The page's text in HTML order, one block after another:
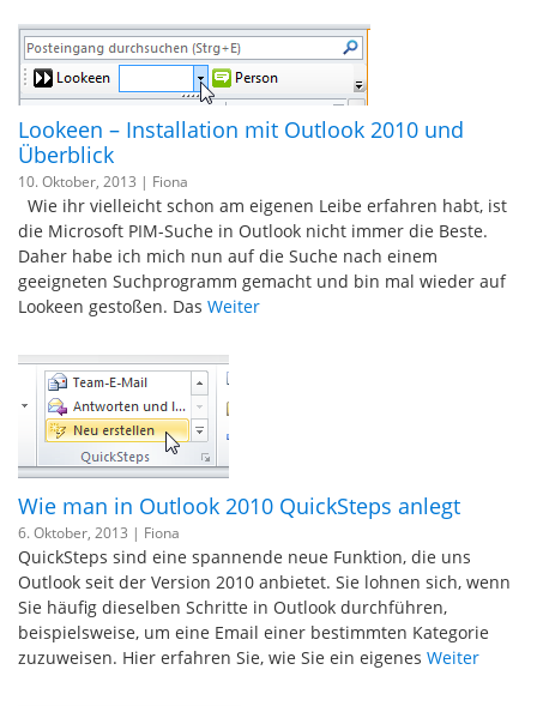
Lookeen – Installation mit Outlook 2010 und
Überblick
10. Oktober, 2013 | Fiona
Wie ihr vielleicht schon am eigenen Leibe erfahren habt, ist
die Microsoft PIM-Suche in Outlook nicht immer die Beste.
Daher habe ich mich nun auf die Suche nach einem
geeigneten Suchprogramm gemacht und bin mal wieder auf
Lookeen gestoßen. Das Weiter
Wie man in Outlook 2010 QuickSteps anlegt
6. Oktober, 2013 | Fiona
QuickSteps sind eine spannende neue Funktion, die uns
Outlook seit der Version 2010 anbietet. Sie lohnen sich, wenn
Sie häufig dieselben Schritte in Outlook durchführen,
beispielsweise, um eine Email einer bestimmten Kategorie
zuzuweisen. Hier erfahren Sie, wie Sie ein eigenes Weiter